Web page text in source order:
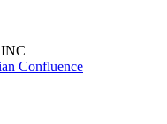
Confluence